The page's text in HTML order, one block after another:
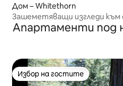
Дом – Whitethorn
Зашеметяващи изгледи към
Апартаменти под
Избор на гостите
Избор на гостите